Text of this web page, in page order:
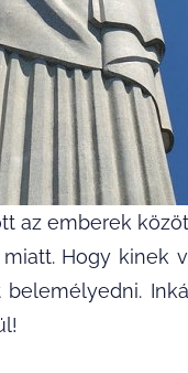
az emberek
Hogy kinek